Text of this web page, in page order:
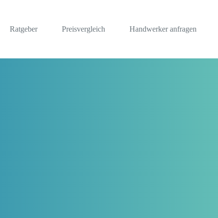
Ratgeber
Preisvergleich Handwerker anfragen